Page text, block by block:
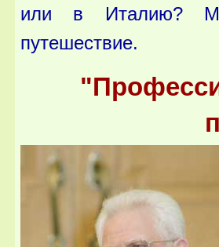
или в Италию? Мы
путешествие.